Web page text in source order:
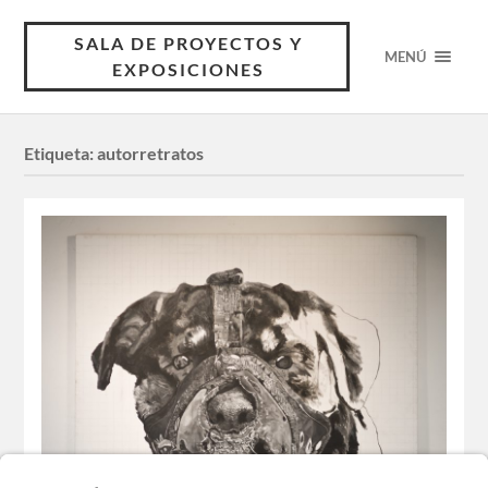
SALA DE PROYECTOS Y
EXPOSICIONES
MENÚ
Etiqueta:autorretratos